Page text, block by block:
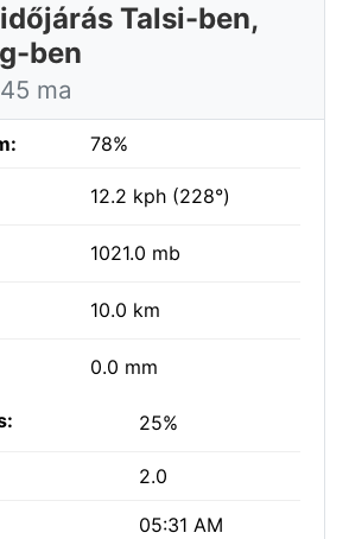
Talsi-ben,
ben
ma
78%
12.2 kph (228°)
1021.0 mb
10.0 km
0.0 mm
25%
2.0
05:31 AM